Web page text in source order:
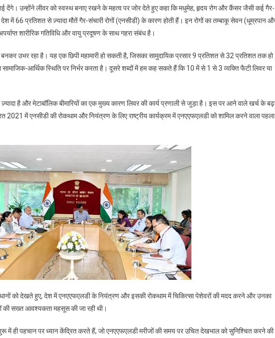
देंगे। उन्होंने लीवर को स्वस्थ बनाए रखने के महत्व पर जोर देते हुए कहा कि मधुमेह, हृदय रोग और कैंसर जैसी कई गैर-
में 66 प्रतिशत से ज़्यादा मौतें गैर-संचारी रोगों (एनसीडी) के कारण होती हैं। इन रोगों का तम्बाकू सेवन (धूम्रपान
शारीरिक गतिविधि और वायु प्रदूषण के साथ गहरा संबंध है।
उभर रहा है। यह एक छिपी महामारी हो सकती है, जिसका सामुदायिक प्रसार 9 प्रतिशत से 32 प्रतिशत तक हो
आर्थिक स्थिति पर निर्भर करता है। दूसरे शब्दों में हम कह सकते हैं कि 10 में से 1 से 3 व्यक्ति फैटी लिवर या
है और मेटाबॉलिक बीमारियों का एक मुख्य कारण लिवर की कार्य प्रणाली से जुड़ा है। इस पर आने वाले खर्च के
में एनसीडी की रोकथाम और नियंत्रण के लिए राष्ट्रीय कार्यक्रम में एनएएफएलडी को शामिल करने वाला पहला
को देखते हुए, देश में एनएएफएलडी के नियंत्रण और इसकी रोकथाम में चिकित्सा पेशेवरों की मदद करने और उनका
की सख्त आवश्यकता महसूस की जा रही थी।
में ही पहचान पर ध्यान केंद्रित करते हैं, जो एनएएफएलडी मरीजों की समय पर उचित देखभाल को सुनिश्चित करने की